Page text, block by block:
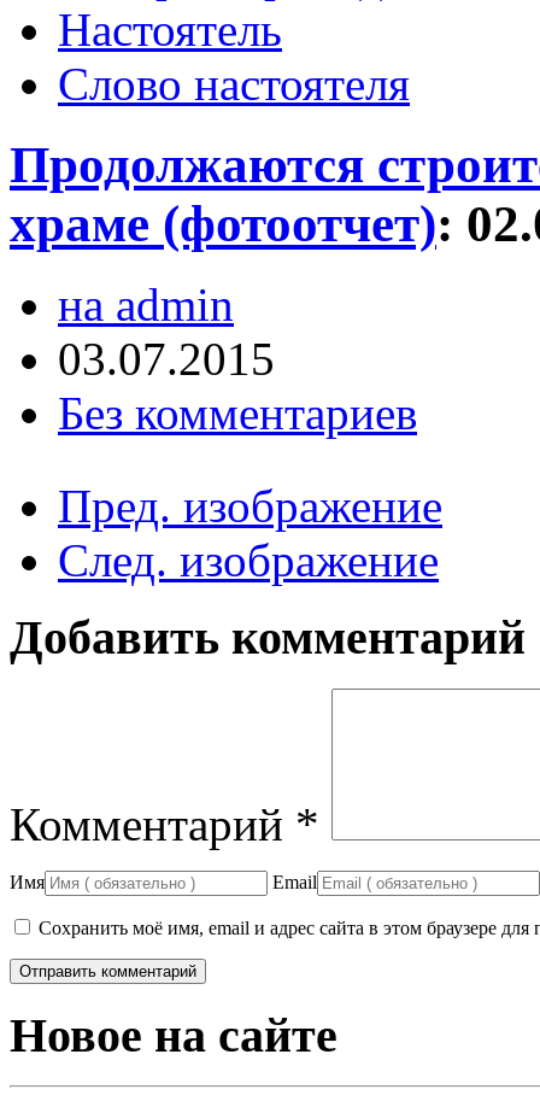
Настоятель
Слово настоятеля
Продолжаются
храме (фотоотчет):
на admin
03.07.2015
Без комментариев
Пред. изображение
След. изображение
Добавить комментарий
Комментарий *
Имя Email
Сохранить моё имя, email и адрес сайта в этом браузере
Новое на сайте